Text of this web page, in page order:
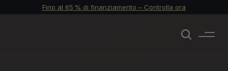
Fino al 65 % di finanziamento – Controlla ora